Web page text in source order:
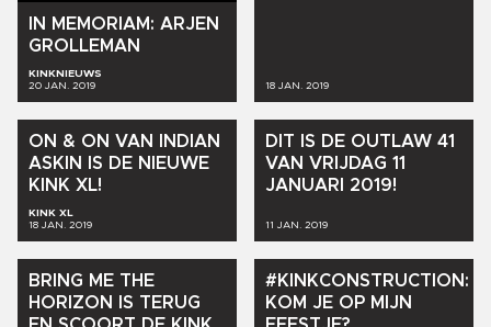
IN MEMORIAM: ARJEN
GROLLEMAN
KINKNIEUWS
20 JAN. 2019
18 JAN. 2019
ON & ON VAN
INDIAN
ASKIN
IS DE NIEUWE
KINK XL!
KINK XL
18 JAN. 2019
DIT IS DE OUTLAW 41
VAN VRIJDAG 11
JANUARI
2019!
11 JAN. 2019
BRING ME THE
HORIZON
IS TERUG
#KINKCONSTRUCTION:
KOM JE OP MIJN